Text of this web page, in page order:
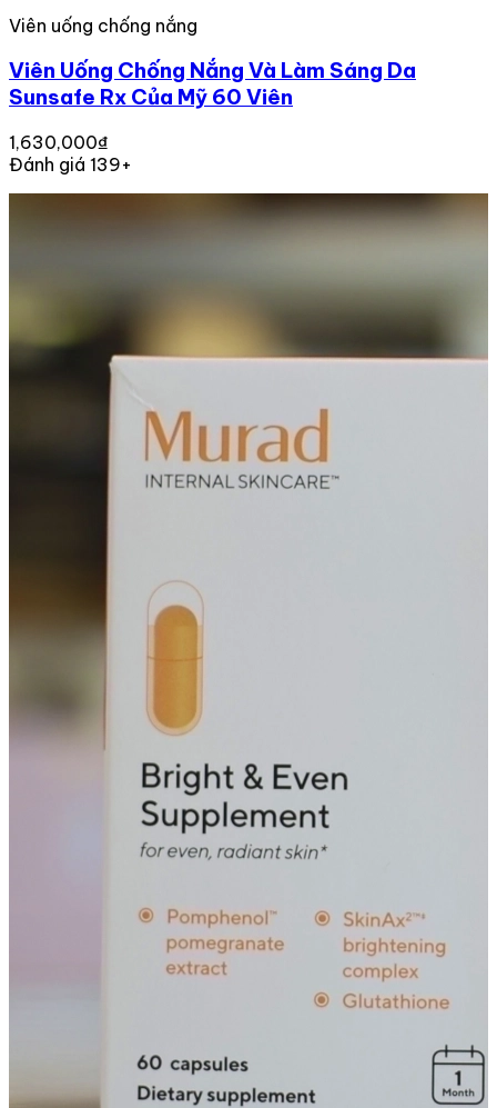
Viên uống chống nắng
Viên Uống Chống Nắng Và Làm Sáng Da
Sunsafe Rx Của Mỹ 60 Viên
1,630,000₫
Đánh giá 139+